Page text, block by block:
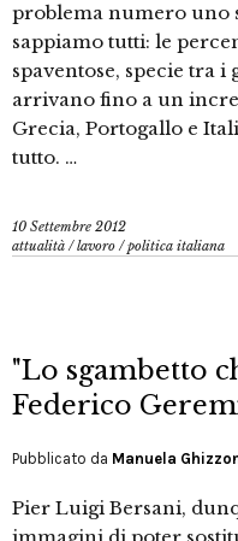
problema numero uno
sappiamo tutti: le
spaventose, specie tra
arrivano fino a un
Grecia, Portogallo e
tutto. …
10 Settembre 2012
attualità /lavoro /politica italiana
"Lo sgambetto
Federico
Pubblicato da Manuela
Pier Luigi Bersani,